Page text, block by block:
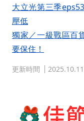
大立光第三季
壓低
獨家／一級戰區百
要保住！
更新時間